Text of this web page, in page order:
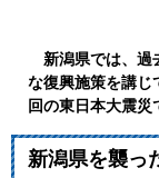
新潟県では、過
な復興施策を講じ
回の東日本大震災
新潟県を襲っ